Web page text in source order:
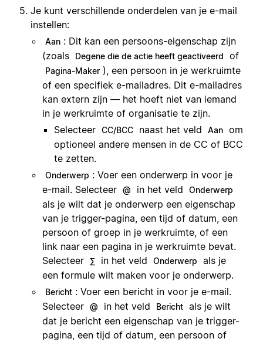
Je kunt verschillende onderdelen van je e-mail
instellen:
Aan : Dit kan een persoons-eigenschap zijn
(zoals
Degene die de actie heeft geactiveerd of
Pagina-Maker ), een persoon in je werkruimte
of een specifiek e-mailadres. Dit e-mailadres
kan extern zijn — het hoeft niet van iemand
in je werkruimte of organisatie te zijn.
Selecteer CC/BCC naast het veld Aan om
optioneel andere mensen in de CC of BCC
te zetten.
Onderwerp : Voer een onderwerp in voor je
e-mail. Selecteer @ in het veld Onderwerp
als je wilt dat je onderwerp een eigenschap
van je trigger-pagina, een tijd of datum, een
persoon of groep in je werkruimte, of een
link naar een pagina in je werkruimte bevat.
Selecteer ∑ in het veld Onderwerp
als je
een formule wilt maken voor je onderwerp.
Bericht : Voer een bericht in voor je e-mail.
Selecteer @ in het veld Bericht als je wilt
dat je bericht een eigenschap van je trigger-
pagina, een tijd of datum, een persoon of